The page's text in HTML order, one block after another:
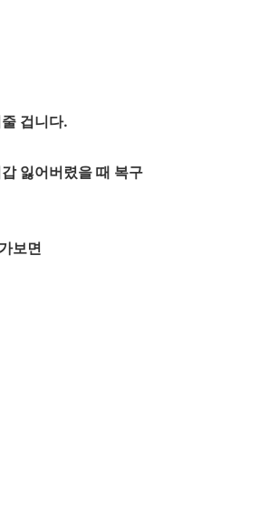
겁니다.
잃어버렸을 때 복구
보면